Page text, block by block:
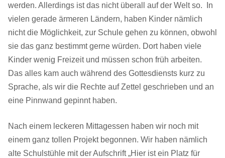
werden. Allerdings ist das nicht überall auf der Welt so. In
vielen gerade ärmeren Ländern, haben Kinder nämlich
nicht die Möglichkeit, zur Schule gehen zu können, obwohl
sie das ganz bestimmt gerne würden. Dort haben viele
Kinder wenig Freizeit und müssen schon früh arbeiten.
Das alles kam auch während des Gottesdiensts kurz zu
Sprache, als wir die Rechte auf Zettel geschrieben und an
eine Pinnwand gepinnt haben.
Nach einem leckeren Mittagessen haben wir noch mit
einem ganz tollen Projekt begonnen. Wir haben nämlich
alte Schulstühle mit der Aufschrift „Hier ist ein Platz für